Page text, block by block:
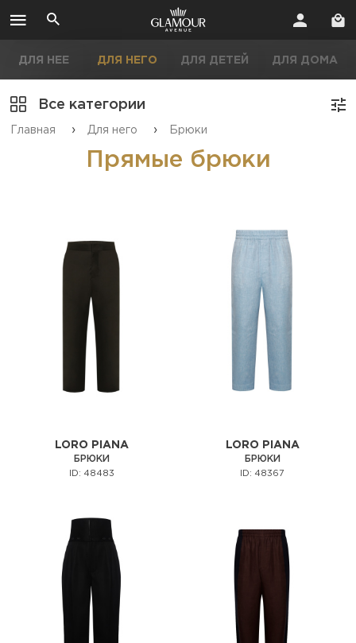
ДЛЯ НЕЕ ДЛЯ НЕГО ДЛЯ ДЕТЕЙ ДЛЯ ДОМА
Все категории
Главная › Для него › Брюки
Прямые брюки
LORO PIANA
БРЮКИ
ID: 48483
LORO PIANA
БРЮКИ
ID: 48367